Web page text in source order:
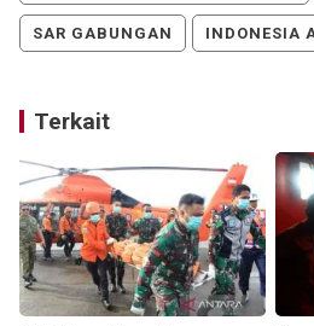
SAR GABUNGAN INDONESIA
Terkait